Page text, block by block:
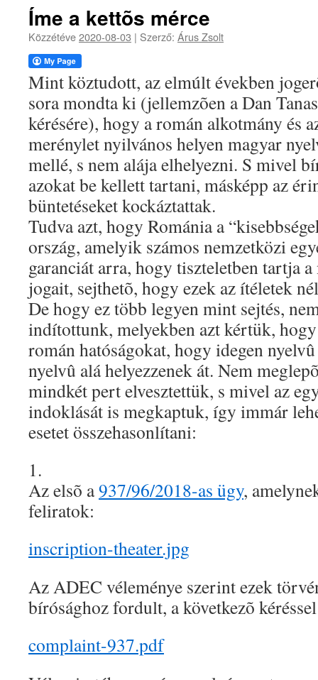
Íme a kettõs mérce
Közzétéve2020-08-03 | Szerző: Árus Zsolt
Mint köztudott, az elmúlt években
sora mondta ki (jellemzõen a Dan
kérésére), hogy a román alkotmány és
merénylet nyilvános helyen magyar
mellé, s nem alája elhelyezni. S mivel
azokat be kellett tartani, másképp az
büntetéseket kockáztattak.
Tudva azt, hogy Románia a
ország, amelyik számos nemzetközi
garanciát arra, hogy tiszteletben tartja
jogait, sejthetõ, hogy ezek az ítéletek
De hogy ez több legyen mint sejtés,
indítottunk, melyekben azt kértük,
román hatóságokat, hogy idegen
nyelvû alá helyezzenek át. Nem
mindkét pert elvesztettük, s mivel az
indoklását is megkaptuk, így immár
esetet összehasonlítani:
1.
Az elsõ a937/96/2018-as ügy,
feliratok:
inscription-theater.jpg
Az ADEC véleménye szerint ezek
bírósághoz fordult, a következõ
complaint-937.pdf